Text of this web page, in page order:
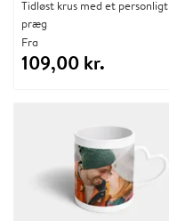
Tidløst krus med et personligt
præg
Fra
109,00 kr.